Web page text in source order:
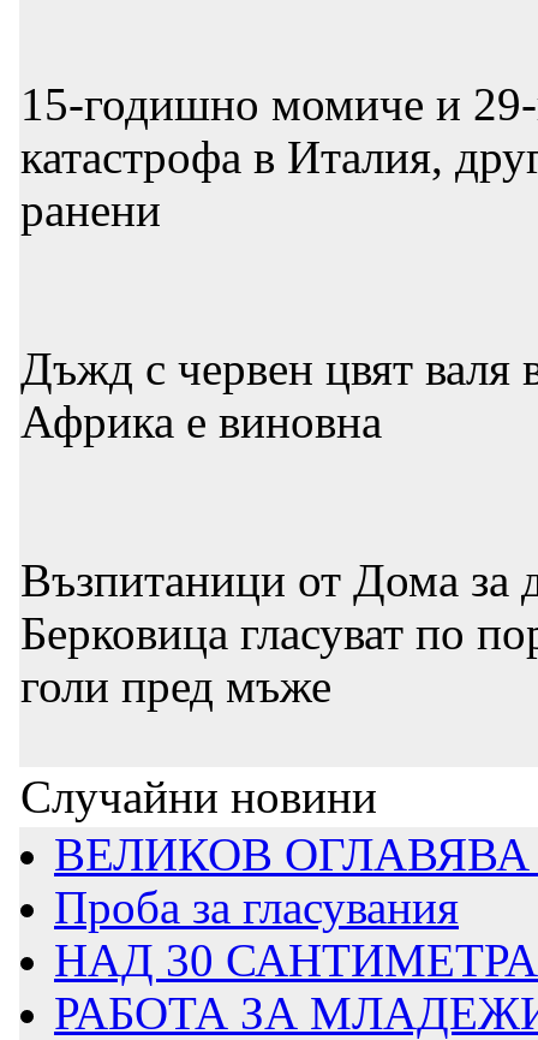
15-годишно момиче и
катастрофа в Италия,
ранени
Дъжд с червен цвят валя
Африка е виновна
Възпитаници от Дома за
Берковица гласуват по
голи пред мъже
Случайни новини
ВЕЛИКОВ
Проба за гласувания
НАД 30
РАБОТА ЗА